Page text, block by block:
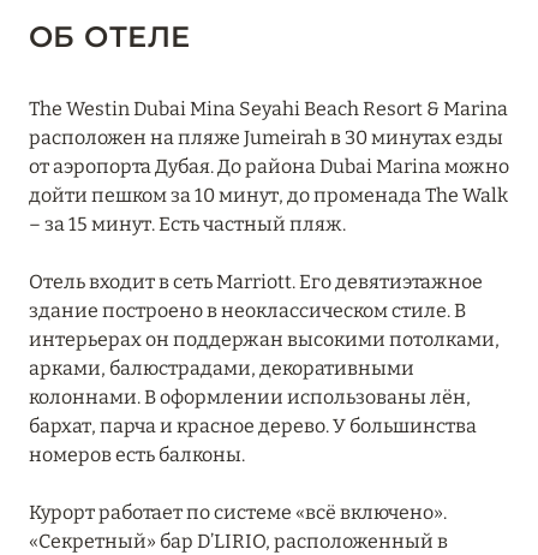
Fairmont The Palm
Grosvenor House Dubai
Habtoor Grand Resort
JA Beach Hotel
JA Ocean View Hotel
JA Palm Tree Court
Jumeirah Beach Hotel
Jumeirah Creekside Hotel
Jumeirah Emirates Towers
ОБ ОТЕЛЕ
The Westin Dubai Mina Seyahi Beach Resort & Marina
расположен на пляже Jumeirah в 30 минутах езды
от аэропорта Дубая. До района Dubai Marina можно
дойти пешком за 10 минут, до променада The Walk
– за 15 минут. Есть частный пляж.
Отель входит в сеть Marriott. Его девятиэтажное
здание построено в неоклассическом стиле. В
интерьерах он поддержан высокими потолками,
арками, балюстрадами, декоративными
колоннами. В оформлении использованы лён,
бархат, парча и красное дерево. У большинства
номеров есть балконы.
Курорт работает по системе «всё включено».
«Секретный» бар D’LIRIO, расположенный в